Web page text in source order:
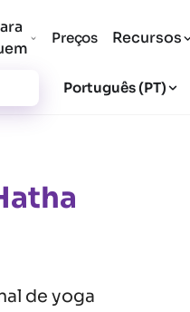
Preços Recursos
Português (PT)
de yoga